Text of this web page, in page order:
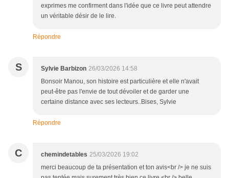
exprimes me confirment dans l'idée que ce livre peut attendre
un véritable désir de le lire.
Répondre
S Sylvie Barbizon 26/03/2026 14:58
Bonsoir Manou, son histoire est particulière et elle n'avait
peut-être pas l'envie de tout dévoiler et de garder une
certaine distance avec ses lecteurs..Bises, Sylvie
Répondre
C chemindetables 25/03/2026 19:02
merci beaucoup de ta présentation et ton avis<br /> je ne suis